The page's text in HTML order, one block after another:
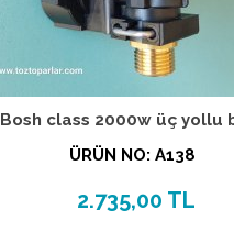
Bosh class 2000w üç yollu
ÜRÜN NO: A138
2.735,00 TL